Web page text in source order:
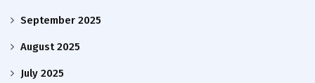
September 2025
August 2025
July 2025